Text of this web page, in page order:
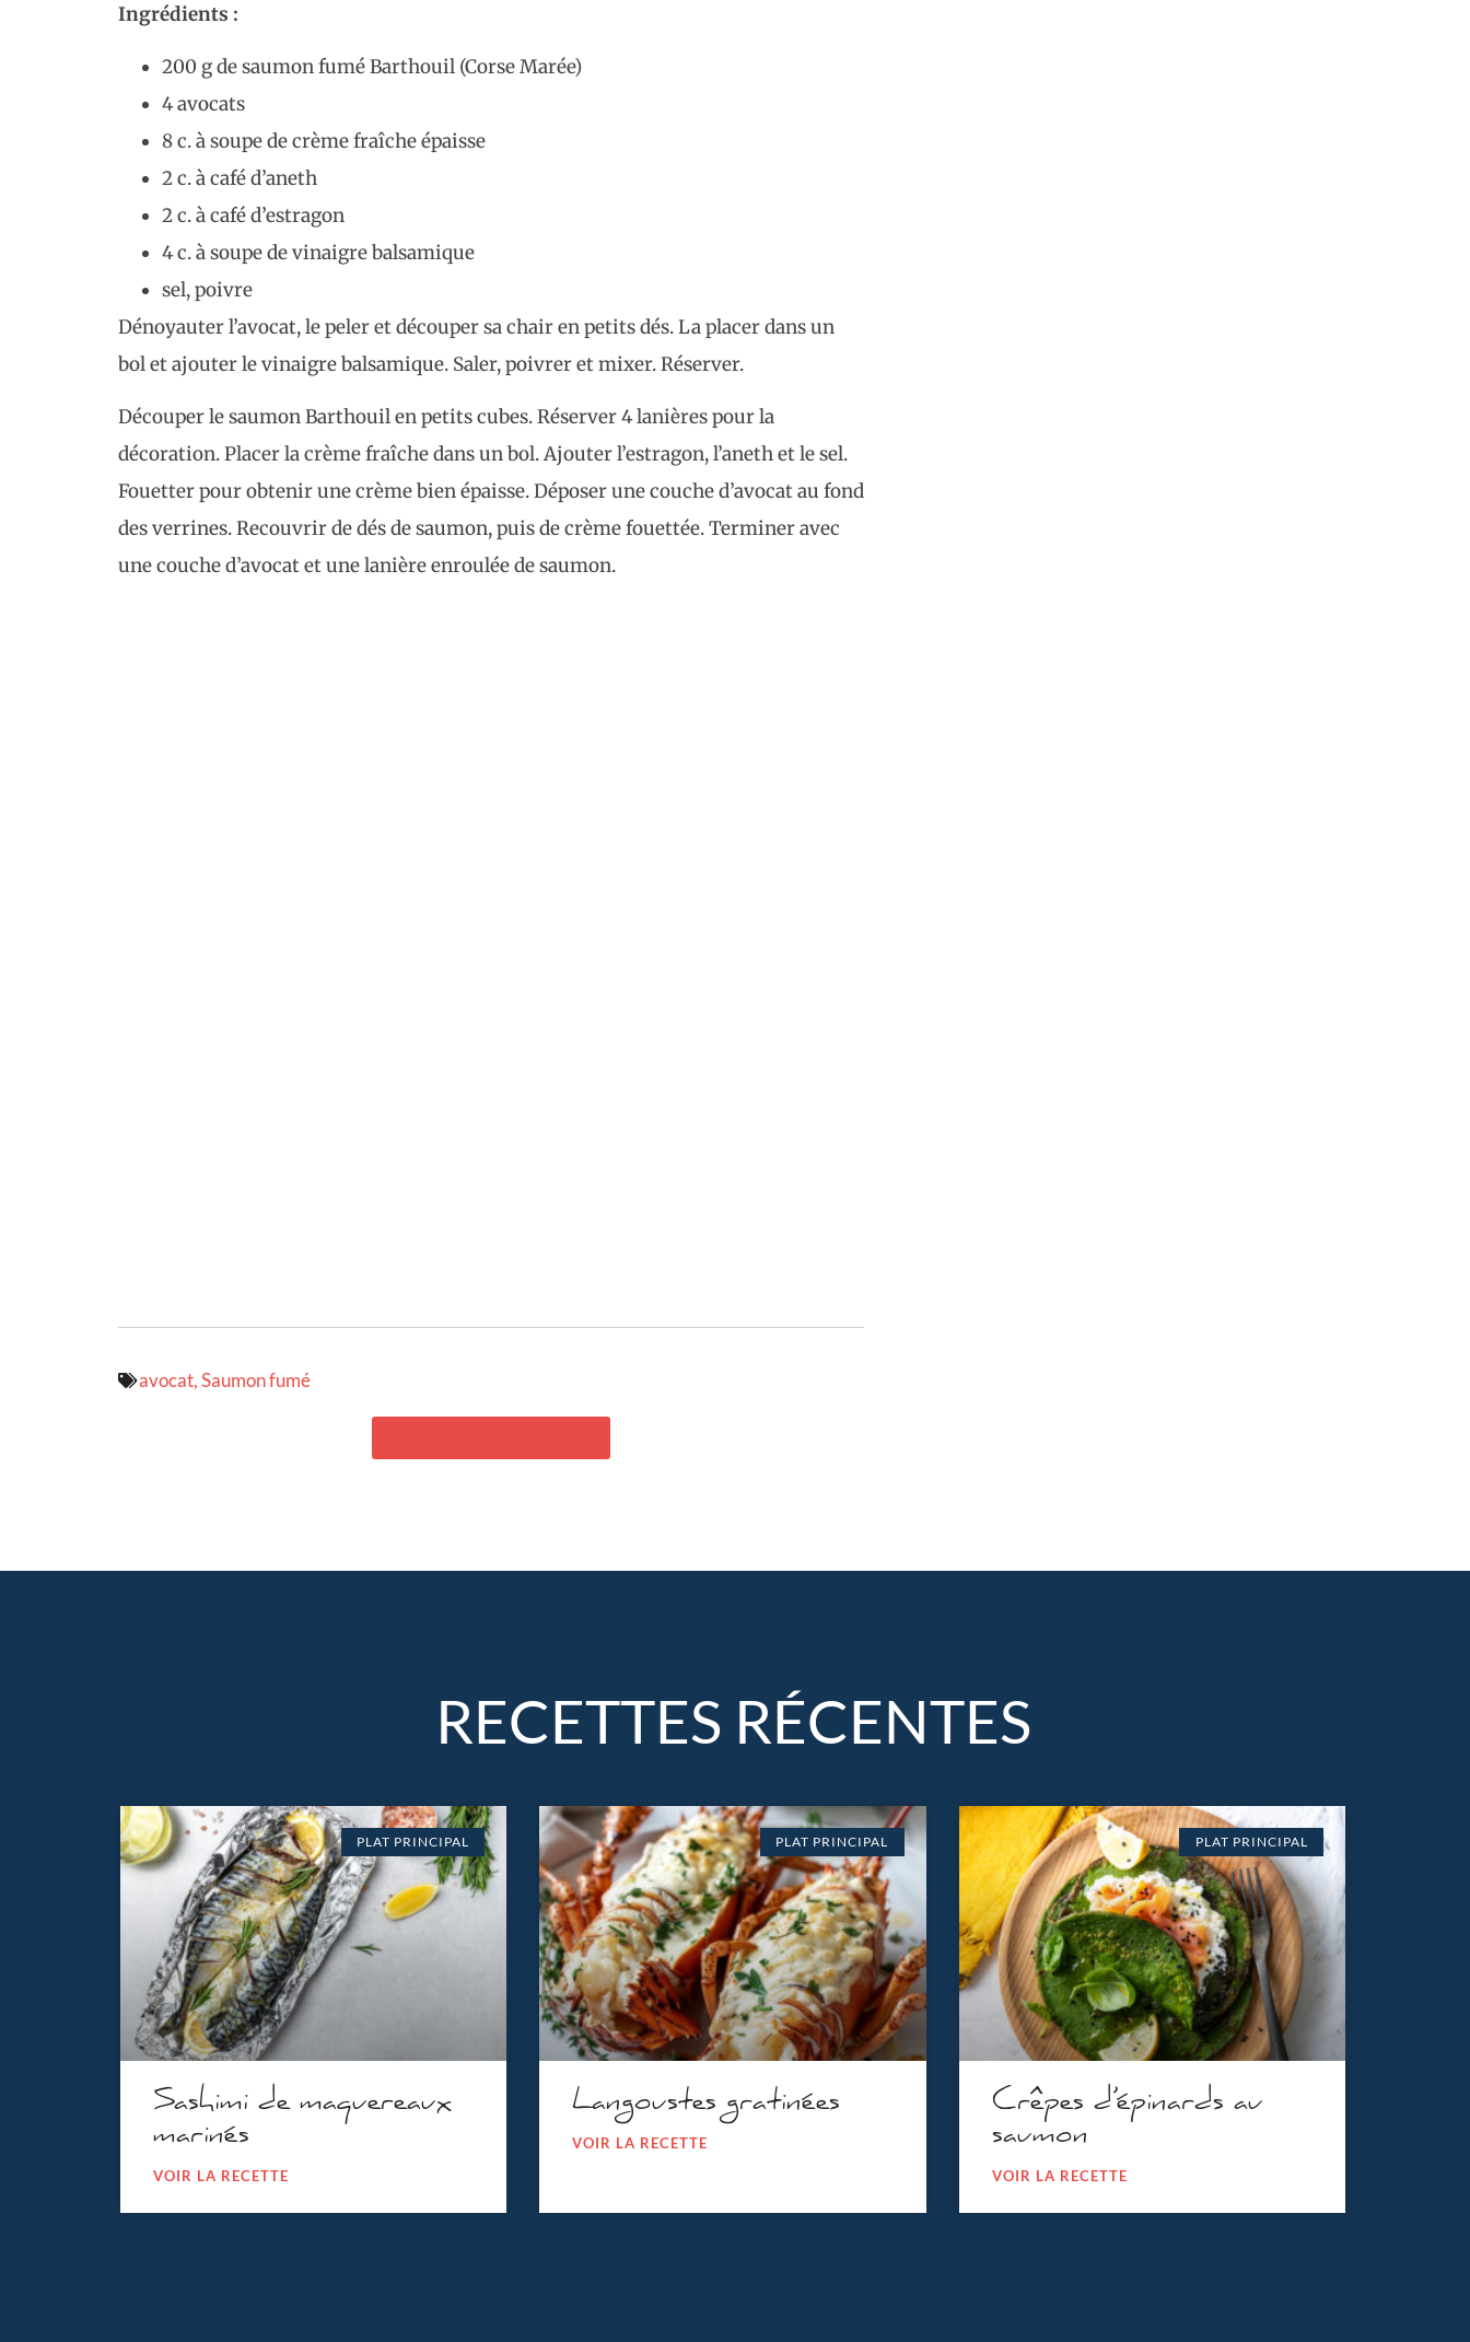
Ingrédients :
200 g de saumon fumé Barthouil (Corse Marée)
4 avocats
8 c. à soupe de crème fraîche épaisse
2 c. à café d’aneth
2 c. à café d’estragon
4 c. à soupe de vinaigre balsamique
sel, poivre
Dénoyauter l’avocat, le peler et découper sa chair en petits dés. La placer dans un
bol et ajouter le vinaigre balsamique. Saler, poivrer et mixer. Réserver.
Découper le saumon Barthouil en petits cubes. Réserver 4 lanières pour la
décoration. Placer la crème fraîche dans un bol. Ajouter l’estragon, l’aneth et le sel.
Fouetter pour obtenir une crème bien épaisse. Déposer une couche d’avocat au fond
des verrines. Recouvrir de dés de saumon, puis de crème fouettée. Terminer avec
une couche d’avocat et une lanière enroulée de saumon.
avocat,Saumon fumé
RECETTES RÉCENTES
PLAT PRINCIPAL
Sashimi de maquereaux
marinés
VOIR LA RECETTE
PLAT PRINCIPAL
Langoustes gratinées
VOIR LA RECETTE
PLAT PRINCIPAL
Crêpes d’épinards au
saumon
VOIR LA RECETTE